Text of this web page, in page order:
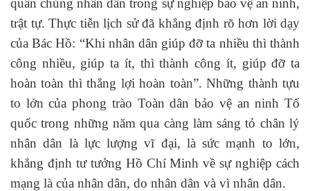
quần chúng nhân dân trong sự nghiệp bảo vệ an ninh,
trật tự. Thực tiễn lịch sử đã khẳng định rõ hơn lời dạy
của Bác Hồ: “Khi nhân dân giúp đỡ ta nhiều thì thành
công nhiều, giúp ta ít, thì thành công ít, giúp đỡ ta
hoàn toàn thì thắng lợi hoàn toàn”. Những thành tựu
to lớn của phong trào Toàn dân bảo vệ an ninh Tổ
quốc trong những năm qua càng làm sáng tỏ chân lý
nhân dân là lực lượng vĩ đại, là sức mạnh to lớn,
khẳng định tư tưởng Hồ Chí Minh về sự nghiệp cách
mạng là của nhân dân, do nhân dân và vì nhân dân.